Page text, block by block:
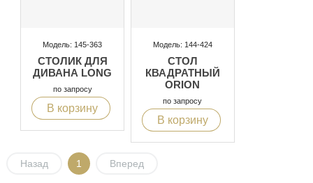
Модель: 145-363
СТОЛИК ДЛЯ
ДИВАНА LONG
по запросу
В корзину
Модель: 144-424
СТОЛ
КВАДРАТНЫЙ
ORION
по запросу
В корзину
Назад 1 Вперед